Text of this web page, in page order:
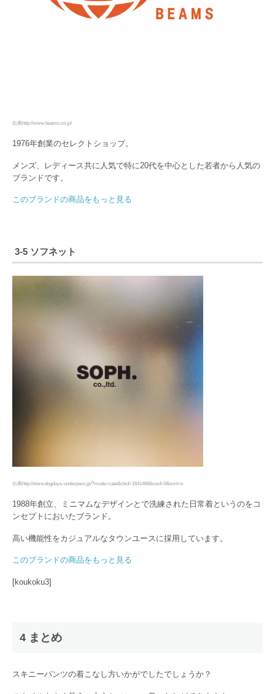
出典http://www.beams.co.jp/
1976年創業のセレクトショップ。
メンズ、レディース共に人気で特に20代を中心とした若者から人気の
ブランドです。
このブランドの商品をもっと見る
3-5 ソフネット
出典http://store.dogdays-underpass.jp/?mode=cate&cbid=1641468&csid=0&sort=n
1988年創立、ミニマムなデザインとで洗練された日常着というのをコ
ンセプトにおいたブランド。
高い機能性をカジュアルなタウンユースに採用しています。
このブランドの商品をもっと見る
[koukoku3]
4 まとめ
スキニーパンツの着こなし方いかがでしたでしょうか？